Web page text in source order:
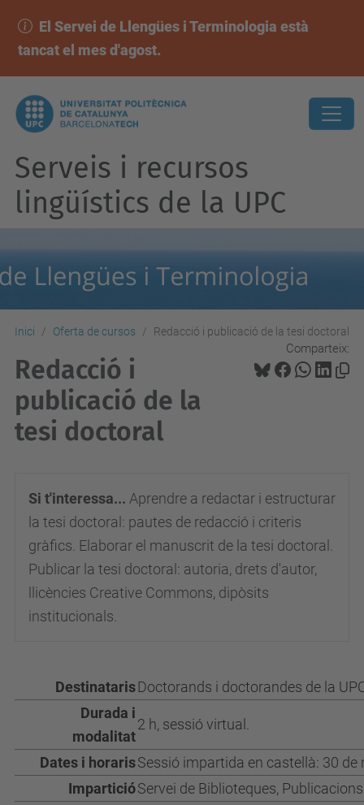
El Servei de Llengües i Terminologia està
tancat el mes d'agost.
Serveis i recursos
lingüístics de la UPC
Inici Oferta de cursos Redacció i publicació de la tesi doctoral
Comparteix:
Redacció i
publicació de la
tesi doctoral
Si t'interessa... Aprendre a redactar i estructurar
la tesi doctoral: pautes de redacció i criteris
gràfics. Elaborar el manuscrit de la tesi doctoral.
Publicar la tesi doctoral: autoria, drets d'autor,
llicències Creative Commons, dipòsits
institucionals.
DestinatarisDoctorands i doctorandes de la
Durada i
modalitat
2 h, sessió virtual.
Dates i horarisSessió impartida en castellà: 30 de
ImparticióServei de Biblioteques,